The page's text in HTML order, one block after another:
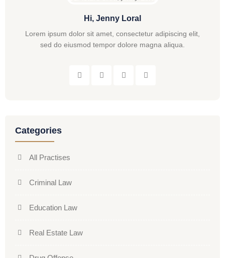
Hi, Jenny Loral
Lorem ipsum dolor sit amet, consectetur adipiscing elit,
sed do eiusmod tempor dolore magna aliqua.
Categories
All Practises
Criminal Law
Education Law
Real Estate Law